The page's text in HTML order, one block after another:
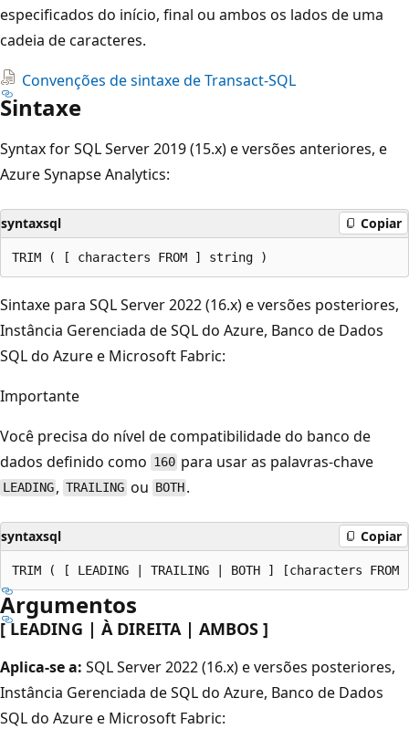
especificados do início, final ou ambos os lados de uma
cadeia de caracteres.
Convenções de sintaxe de Transact-SQL
Sintaxe
Syntax for SQL Server 2019 (15.x) e versões anteriores, e
Azure Synapse Analytics:
syntaxsql Copiar
Sintaxe para SQL Server 2022 (16.x) e versões posteriores,
Instância Gerenciada de SQL do Azure, Banco de Dados
SQL do Azure e Microsoft Fabric:
Importante
Você precisa do nível de compatibilidade do banco de
dados definido como 160 para usar as palavras-chave
LEADING , TRAILING ou BOTH .
syntaxsql Copiar
Argumentos
[ LEADING | À DIREITA | AMBOS ]
Aplica-se a: SQL Server 2022 (16.x) e versões posteriores,
Instância Gerenciada de SQL do Azure, Banco de Dados
SQL do Azure e Microsoft Fabric: